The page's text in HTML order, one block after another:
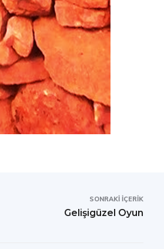
SONRAKI İÇERIK
Gelişigüzel Oyun